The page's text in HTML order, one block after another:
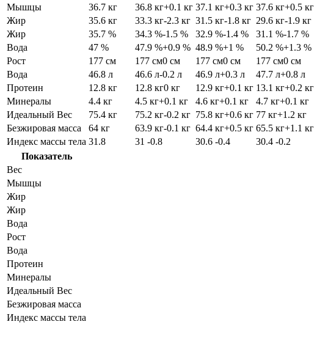
Мышцы
36.7 кг 36.8 кг+0.1 кг 37.1 кг+0.3 кг 37.6 кг+0.5 кг
Жир
35.6 кг 33.3 кг-2.3 кг 31.5 кг-1.8 кг 29.6 кг-1.9 кг
Жир
35.7 % 34.3 %-1.5 % 32.9 %-1.4 % 31.1 %-1.7 %
Вода
47 % 47.9 %+0.9 % 48.9 %+1 % 50.2 %+1.3 %
Рост
177 см 177 см0 см 177 см0 см 177 см0 см
Вода
46.8 л 46.6 л-0.2 л 46.9 л+0.3 л 47.7 л+0.8 л
Протеин
12.8 кг 12.8 кг0 кг 12.9 кг+0.1 кг 13.1 кг+0.2 кг
Минералы
4.4 кг 4.5 кг+0.1 кг 4.6 кг+0.1 кг 4.7 кг+0.1 кг
Идеальный Вес
75.4 кг 75.2 кг-0.2 кг 75.8 кг+0.6 кг 77 кг+1.2 кг
Безжировая масса
64 кг 63.9 кг-0.1 кг 64.4 кг+0.5 кг 65.5 кг+1.1 кг
Индекс массы тела 31.8 31 -0.8 30.6 -0.4 30.4 -0.2
Показатель
Вес
Мышцы
Жир
Жир
Вода
Рост
Вода
Протеин
Минералы
Идеальный Вес
Безжировая масса
Индекс массы тела